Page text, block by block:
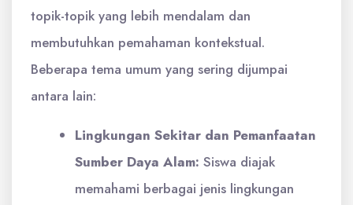
topik-topik yang lebih mendalam dan
membutuhkan pemahaman kontekstual.
Beberapa tema umum yang sering dijumpai
antara lain:
Lingkungan Sekitar dan Pemanfaatan
Sumber Daya Alam: Siswa diajak
memahami berbagai jenis lingkungan